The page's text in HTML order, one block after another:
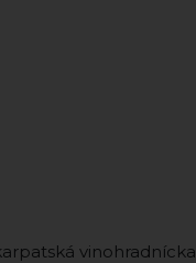
vinohradnícka